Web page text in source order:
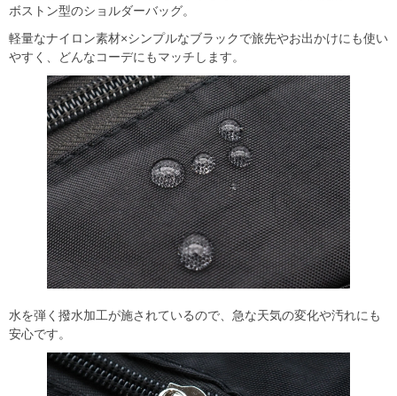
ボストン型のショルダーバッグ。
軽量なナイロン素材×シンプルなブラックで旅先やお出かけにも使い
やすく、どんなコーデにもマッチします。
水を弾く撥水加工が施されているので、急な天気の変化や汚れにも
安心です。